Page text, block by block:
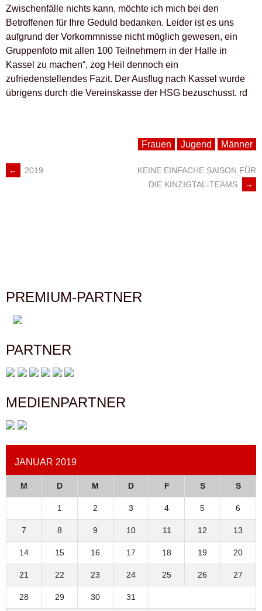
Zwischenfälle nichts kann, möchte ich mich bei den
Betroffenen für Ihre Geduld bedanken. Leider ist es uns
aufgrund der Vorkommnisse nicht möglich gewesen, ein
Gruppenfoto mit allen 100 Teilnehmern in der Halle in
Kassel zu machen“, zog Heil dennoch ein
zufriedenstellendes Fazit. Der Ausflug nach Kassel wurde
übrigens durch die Vereinskasse der HSG bezuschusst. rd
Frauen Jugend Männer
ARTIKEL-
← 2019
KEINE EINFACHE SAISON FÜR
DIE KINZIGTAL-TEAMS
→
PREMIUM-PARTNER
PARTNER
MEDIENPARTNER
JANUAR 2019
M D M D F S S
1 2 3 4 5 6
7 8 9 10 11 12 13
14 15 16 17 18 19 20
21 22 23 24 25 26 27
28 29 30 31